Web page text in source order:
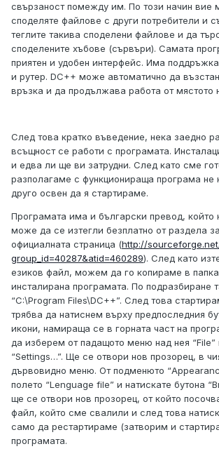
свързаност помежду им. По този начин вие
споделяте файлове с други потребители и
теглите такива споделени файлове и да
споделените хъбове (сървъри). Самата
приятен и удобен интерфейс. Има
и рутер. DC++ може автоматично да
връзка и да продължава работа от мястото
След това кратко въведение, нека заедно
всъщност се работи с програмата.
и едва ли ще ви затрудни. След като сме
разполагаме с функционираща програма не
друго освен да я стартираме.
Програмата има и български превод, който
може да се изтегли безплатно от раздела
официалната страница (http://
group_id=40287&atid=460289). След като
езиков файл, можем да го копираме в
инсталирана програмата. По подразбиране
“C:\Program Files\DC++”. След това
трябва да натиснем върху предпоследния
икони, намираща се в горната част на
да изберем от падащото меню над нея “File”
“Settings…”. Ще се отвори нов прозорец, в
дървовидно меню. От подменюто
полето “Lenguage file” и натискате бутона
ще се отвори нов прозорец, от който
файл, който сме свалили и след това
само да рестартираме (затворим и
програмата.